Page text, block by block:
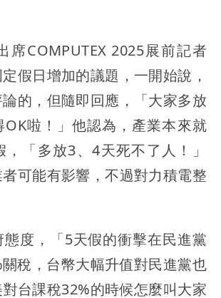
席COMPUTEX 2025展前記者
假日增加的議題，一開始說，
的，但隨即回應，「大家多放
OK啦！」他認為，產業本來就
，「多放3、4天死不了人！」
可能有影響，不過對力積電整
態度，「5天假的衝擊在民進黨
稅，台幣大幅升值對民進黨也
台課稅32%的時候怎麼叫大家